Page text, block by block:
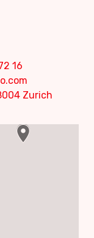
16
Zurich